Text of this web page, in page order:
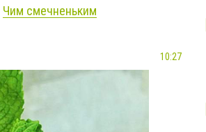
Чим смечненьким
10:27